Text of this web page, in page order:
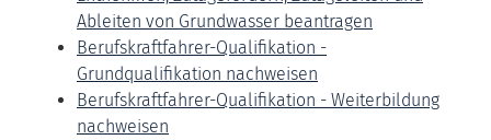
Ableiten von Grundwasser beantragen
Berufskraftfahrer-Qualifikation -
Grundqualifikation nachweisen
Berufskraftfahrer-Qualifikation - Weiterbildung
nachweisen